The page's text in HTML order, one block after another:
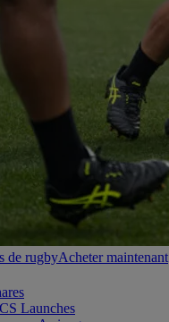
de rugbyAcheter maintenant
Launches